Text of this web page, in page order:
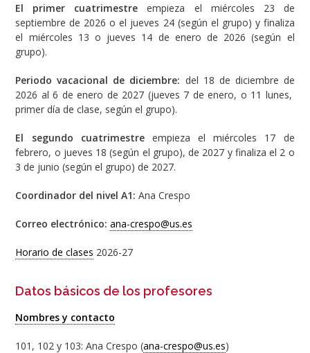
El primer cuatrimestre empieza el miércoles 23 de
septiembre de 2026 o el jueves 24 (según el grupo) y finaliza
el miércoles 13 o jueves 14 de enero de 2026 (según el
grupo).
Periodo vacacional de diciembre: del 18 de diciembre de
2026 al 6 de enero de 2027 (jueves 7 de enero, o 11 lunes,
primer día de clase, según el grupo).
El segundo cuatrimestreempieza el miércoles 17 de
febrero, o jueves 18 (según el grupo), de 2027 y finaliza el 2 o
3 de junio (según el grupo) de 2027.
Coordinador del nivel A1: Ana Crespo
Correo electrónico: ana-crespo@us.es
Horario de clases 2026-27
Datos básicos de los profesores
Nombres y contacto
101, 102 y 103: Ana Crespo (ana-crespo@us.es)